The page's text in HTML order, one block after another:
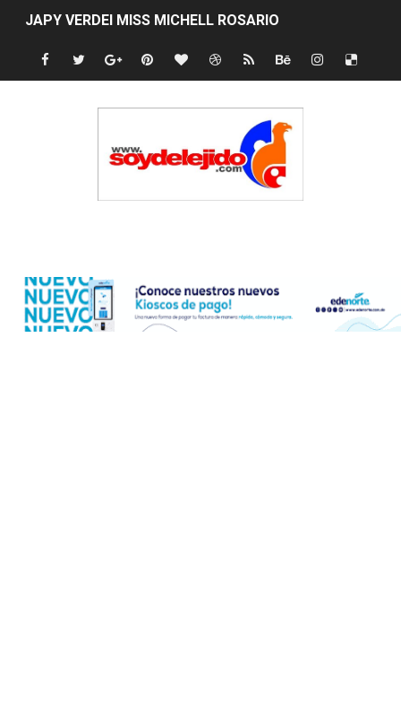
JAPY VERDEI MISS MICHELL ROSARIO
JAPY VERDEI MR. EDDY OLIVO
Dólar bajó 9 cts. y era vendido a $58.44; el euro subió a
EDENORTE impulsa el desarrollo energético del
Nuevo Código Penal entra en vigor en República